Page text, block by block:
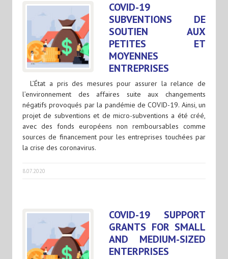
COVID-19
SUBVENTIONS DE
SOUTIEN AUX
PETITES ET
MOYENNES
ENTREPRISES
L’État a pris des mesures pour assurer la relance de
l’environnement des affaires suite aux changements
négatifs provoqués par la pandémie de COVID-19. Ainsi, un
projet de subventions et de micro-subventions a été créé,
avec des fonds européens non remboursables comme
sources de financement pour les entreprises touchées par
la crise des coronavirus.
8.07.2020
COVID-19 SUPPORT
GRANTS FOR SMALL
AND MEDIUM-SIZED
ENTERPRISES